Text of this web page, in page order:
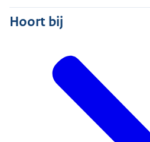
Hoort bij